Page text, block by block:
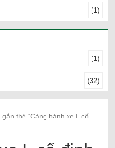
(1)
(1)
(32)
thẻ “Càng bánh xe L cố